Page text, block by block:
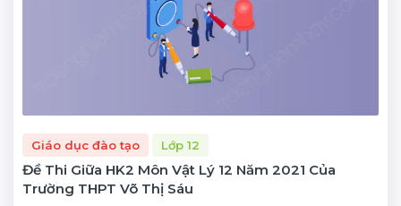
Giáo dục đào tạo Lớp 12
Đề Thi Giữa HK2 Môn Vật Lý 12 Năm 2021 Của
Trường THPT Võ Thị Sáu